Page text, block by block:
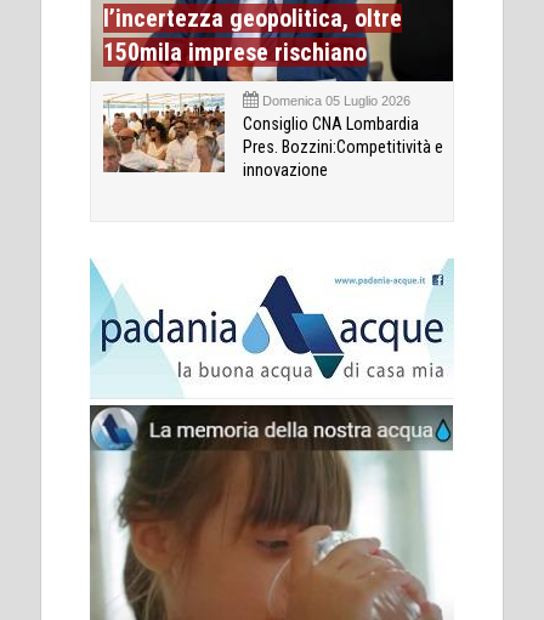
l’incertezza geopolitica, oltre
150mila imprese rischiano
Domenica 05 Luglio 2026
Consiglio CNA Lombardia
Pres. Bozzini:Competitività e
innovazione